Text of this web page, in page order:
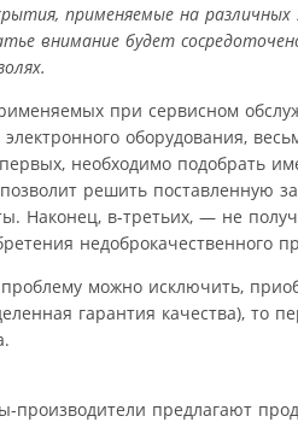
применяемые на различных
внимание будет
при сервисном
электронного оборудования,
необходимо подобрать
решить поставленную
Наконец, в-третьих, — не
недоброкачественного
можно исключить,
гарантия качества), то
производители предлагают